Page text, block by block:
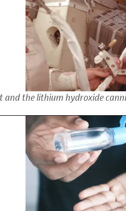
and the lithium hydroxide